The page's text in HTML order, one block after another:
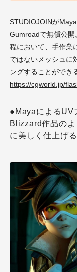
STUDIOJOINが
Gumroadで無償公開
程において、手作業
ではないメッシュに
ングすることができ
https://cgworld.jp/
●Mayaによる
Blizzard作品の
に美しく仕上げ